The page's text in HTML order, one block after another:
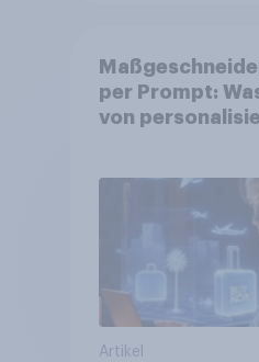
per Prompt:
von
bereits genutzt
Artikel